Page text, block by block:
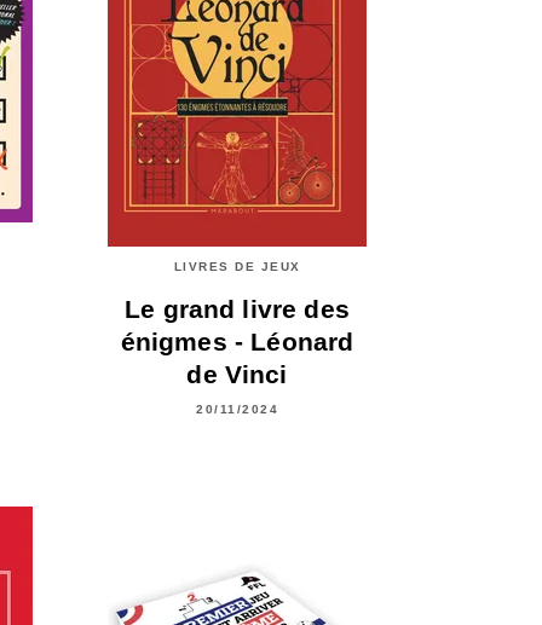
LIVRES DE JEUX
Le grand livre des
énigmes - Léonard
de Vinci
20/11/2024